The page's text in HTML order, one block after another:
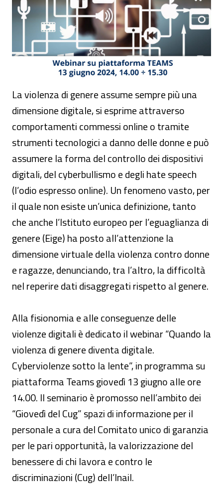
La violenza di genere assume sempre più una
dimensione digitale, si esprime attraverso
comportamenti commessi online o tramite
strumenti tecnologici a danno delle donne e può
assumere la forma del controllo dei dispositivi
digitali, del cyberbullismo e degli hate speech
(l’odio espresso online). Un fenomeno vasto, per
il quale non esiste un’unica definizione, tanto
che anche l’Istituto europeo per l’eguaglianza di
genere (Eige) ha posto all’attenzione la
dimensione virtuale della violenza contro donne
e ragazze, denunciando, tra l’altro, la difficoltà
nel reperire dati disaggregati rispetto al genere.
Alla fisionomia e alle conseguenze delle
violenze digitali è dedicato il webinar “Quando la
violenza di genere diventa digitale.
Cyberviolenze sotto la lente”, in programma su
piattaforma Teams giovedì 13 giugno alle ore
14.00. Il seminario è promosso nell’ambito dei
“Giovedì del Cug” spazi di informazione per il
personale a cura del Comitato unico di garanzia
per le pari opportunità, la valorizzazione del
benessere di chi lavora e contro le
discriminazioni (Cug) dell’Inail.